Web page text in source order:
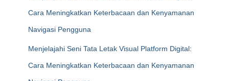
Cara Meningkatkan Keterbacaan dan Kenyamanan
Navigasi Pengguna
Menjelajahi Seni Tata Letak Visual Platform Digital:
Cara Meningkatkan Keterbacaan dan Kenyamanan